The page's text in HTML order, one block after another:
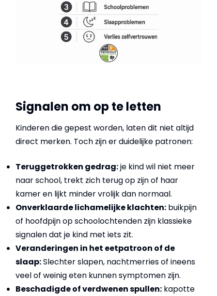
Signalen om op te letten
Kinderen die gepest worden, laten dit niet altijd
direct merken. Toch zijn er duidelijke patronen:
Teruggetrokken gedrag:je kind wil niet meer
naar school, trekt zich terug op zijn of haar
kamer en lijkt minder vrolijk dan normaal.
Onverklaarde lichamelijke klachten: buikpijn
of hoofdpijn op schoolochtenden zijn klassieke
signalen dat je kind met iets zit.
Veranderingen in het eetpatroon of de
slaap:Slechter slapen, nachtmerries of ineens
veel of weinig eten kunnen symptomen zijn.
Beschadigde of verdwenen spullen: kapotte